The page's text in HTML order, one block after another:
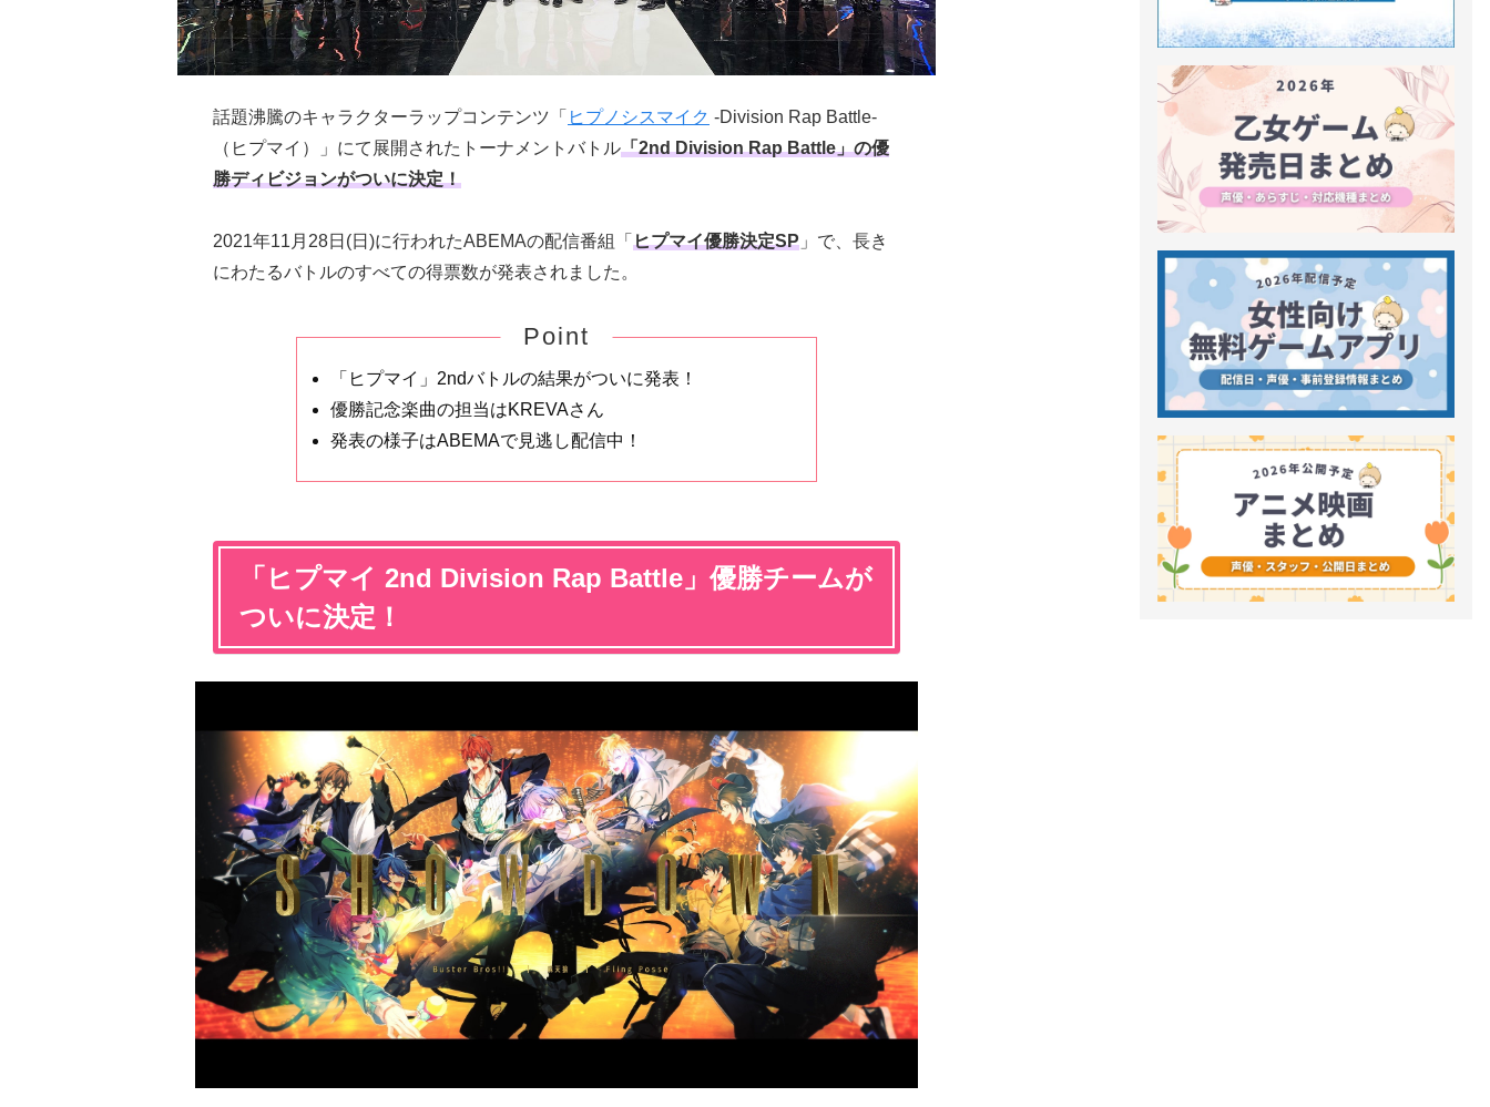
話題沸騰のキャラクターラップコンテンツ「 ヒプノシスマイク -Division Rap Battle-
（ヒプマイ）」にて展開されたトーナメントバトル「2nd Division Rap Battle」の優
勝ディビジョンがついに決定！
2021年11月28日(日)に行われたABEMAの配信番組「 ヒプマイ優勝決定SP 」で、長き
にわたるバトルのすべての得票数が発表されました。
Point
「ヒプマイ」2ndバトルの結果がついに発表！
優勝記念楽曲の担当はKREVAさん
発表の様子はABEMAで見逃し配信中！
「ヒプマイ 2nd Division Rap Battle」優勝チームが
ついに決定！